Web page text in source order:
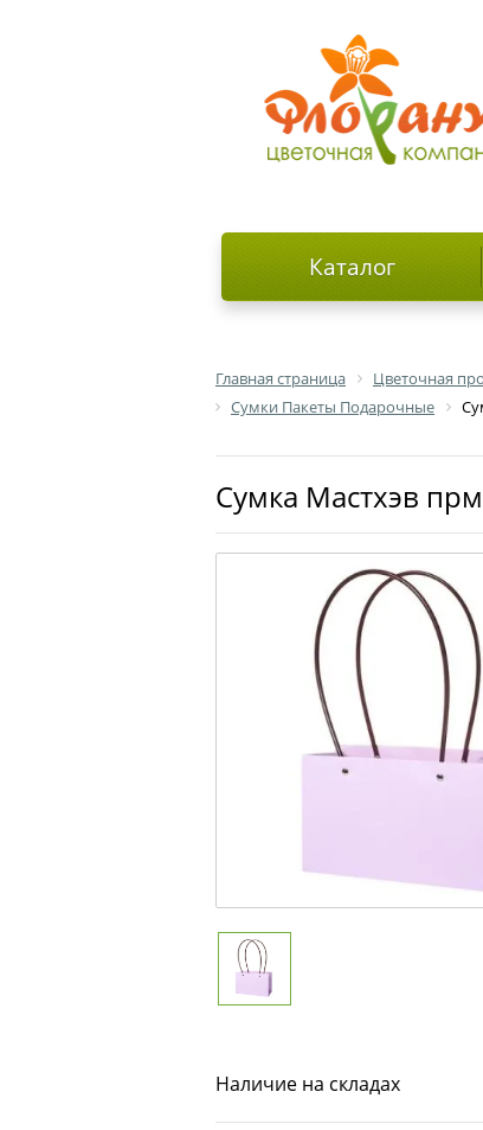
Каталог
Главная страница Цветочная
Сумки Пакеты Подарочные
Сумка Мастхэв
Наличие на складах